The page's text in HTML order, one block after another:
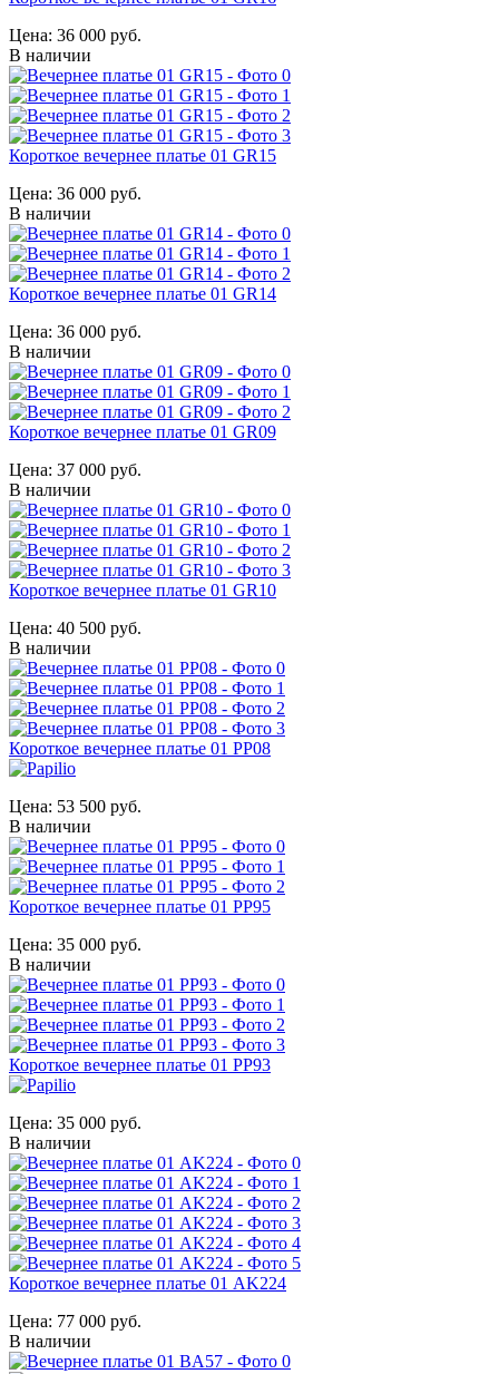
Цена: 36 000 руб.
В наличии
Короткое вечернее платье 01 GR15
Цена: 36 000 руб.
В наличии
Короткое вечернее платье 01 GR14
Цена: 36 000 руб.
В наличии
Короткое вечернее платье 01 GR09
Цена: 37 000 руб.
В наличии
Короткое вечернее платье 01 GR10
Цена: 40 500 руб.
В наличии
Короткое вечернее платье 01 PP08
Цена: 53 500 руб.
В наличии
Короткое вечернее платье 01 PP95
Цена: 35 000 руб.
В наличии
Короткое вечернее платье 01 PP93
Цена: 35 000 руб.
В наличии
Короткое вечернее платье 01 AK224
Цена: 77 000 руб.
В наличии